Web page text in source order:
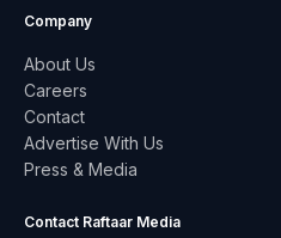
Company
About Us
Careers
Contact
Advertise With Us
Press & Media
Contact Raftaar Media